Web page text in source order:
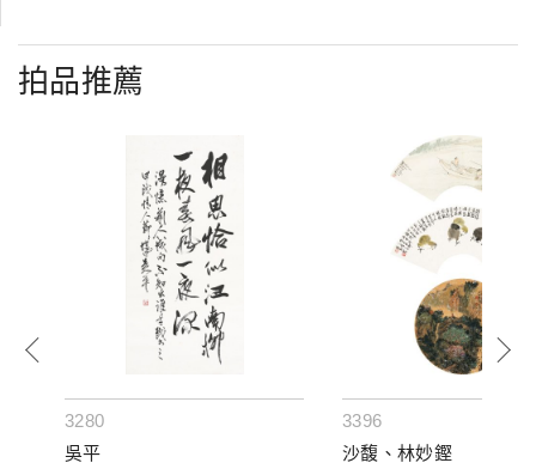
拍品推薦
3280
吳平
3396
沙馥、林妙鏗